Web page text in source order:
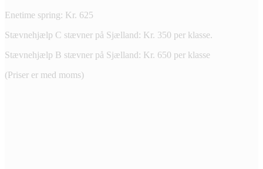
Enetime spring: Kr. 625
Stævnehjælp C stævner på Sjælland: Kr. 350 per klasse.
Stævnehjælp B stævner på Sjælland: Kr. 650 per klasse
(Priser er med moms)